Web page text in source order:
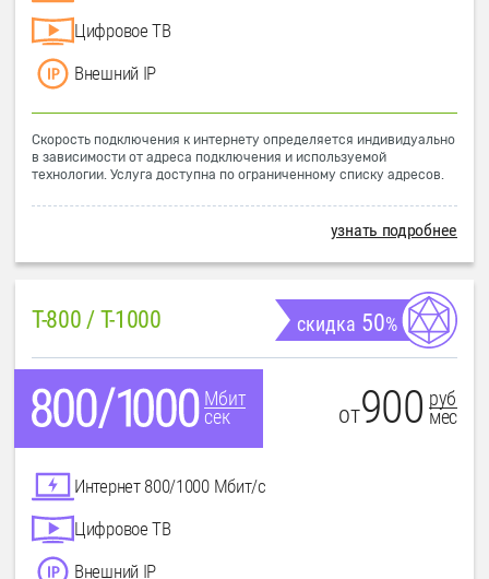
Цифровое ТВ
Внешний IP
Скорость подключения к интернету определяется индивидуально
в зависимости от адреса подключения и используемой
технологии. Услуга доступна по ограниченному списку адресов.
узнать подробнее
T-800 / T-1000 скидка 50%
Мбит
сек
от900 руб
мес
Интернет 800/1000 Мбит/с
Цифровое ТВ
Внешний IP